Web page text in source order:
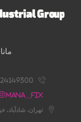
Mana__fix